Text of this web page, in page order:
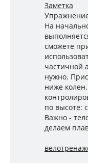
Заметка
На
сможете
частичной
нужно.
ниже
по высоте:
Важно -
делаем